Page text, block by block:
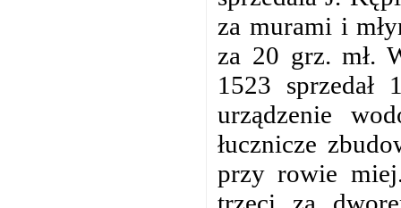
za murami i
za 20 grz. mł.
1523
urządzenie
łucznicze
przy rowie